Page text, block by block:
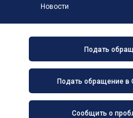
Подать
Подать обращение
Сообщить о
Новости